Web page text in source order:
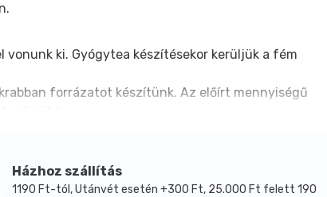
ki. Gyógytea készítésekor kerüljük a fém
forrázatot készítünk. Az előírt mennyiségű
le.
Házhoz szállítás
1190 Ft-tól, Utánvét esetén +300 Ft, 25.000 Ft felett 190